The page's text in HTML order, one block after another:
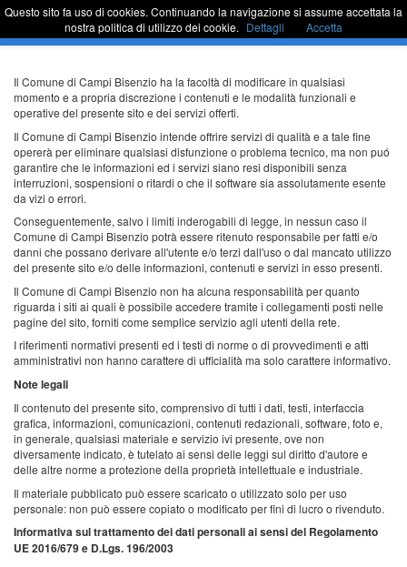
Passa
contenuto
barra
Sportello Unico
Il Comune di Campi Bisenzio ha la facoltà di modificare in qualsiasi
momento e a propria discrezione i contenuti e le modalità funzionali e
operative del presente sito e dei servizi offerti.
Il Comune di Campi Bisenzio intende offrire servizi di qualità e a tale fine
opererà per eliminare qualsiasi disfunzione o problema tecnico, ma non puó
garantire che le informazioni ed i servizi siano resi disponibili senza
interruzioni, sospensioni o ritardi o che il software sia assolutamente esente
da vizi o errori.
Conseguentemente, salvo i limiti inderogabili di legge, in nessun caso il
Comune di Campi Bisenzio potrà essere ritenuto responsabile per fatti e/o
danni che possano derivare all'utente e/o terzi dall'uso o dal mancato utilizzo
del presente sito e/o delle informazioni, contenuti e servizi in esso presenti.
Il Comune di Campi Bisenzio non ha alcuna responsabilità per quanto
riguarda i siti ai quali è possibile accedere tramite i collegamenti posti nelle
pagine del sito, forniti come semplice servizio agli utenti della rete.
I riferimenti normativi presenti ed i testi di norme o di provvedimenti e atti
amministrativi non hanno carattere di ufficialità ma solo carattere informativo.
Note legali
Il contenuto del presente sito, comprensivo di tutti i dati, testi, interfaccia
grafica, informazioni, comunicazioni, contenuti redazionali, software, foto e,
in generale, qualsiasi materiale e servizio ivi presente, ove non
diversamente indicato, è tutelato ai sensi delle leggi sul diritto d'autore e
delle altre norme a protezione della proprietà intellettuale e industriale.
Il materiale pubblicato può essere scaricato o utilizzato solo per uso
personale: non può essere copiato o modificato per fini di lucro o rivenduto.
Informativa sul trattamento dei dati personali ai sensi del Regolamento
UE 2016/679 e D.Lgs. 196/2003
Questo sito fa uso di cookies. Continuando la navigazione si assume accettata la
nostra politica di utilizzo dei cookie. Dettagli Accetta